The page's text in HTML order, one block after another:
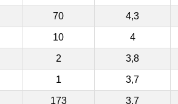
70 4,3
10 4
2 3,8
1 3,7
173 3,7